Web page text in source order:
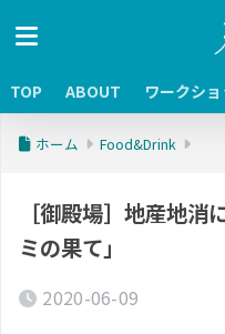
TOP ABOUT ワークシ
ホーム Food&Drink
［御殿場］地産地
ミの果て」
2020-06-09